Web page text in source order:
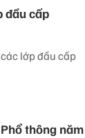
đầu cấp
lớp đầu cấp
thông năm